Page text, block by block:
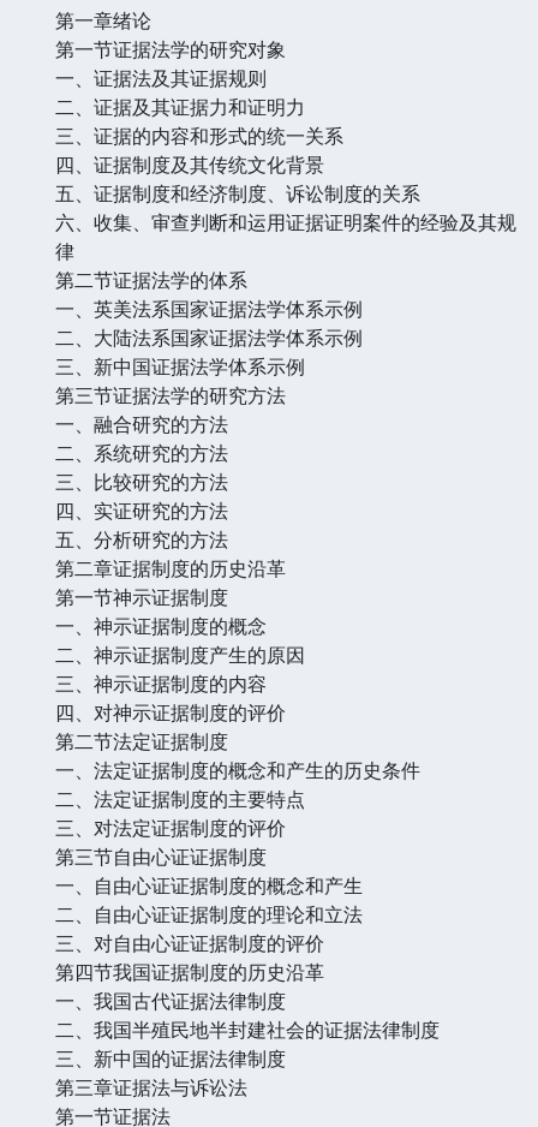
第一章绪论
第一节证据法学的研究对象
一、证据法及其证据规则
二、证据及其证据力和证明力
三、证据的内容和形式的统一关系
四、证据制度及其传统文化背景
五、证据制度和经济制度、诉讼制度的关系
六、收集、审查判断和运用证据证明案件的经验及其规
律
第二节证据法学的体系
一、英美法系国家证据法学体系示例
二、大陆法系国家证据法学体系示例
三、新中国证据法学体系示例
第三节证据法学的研究方法
一、融合研究的方法
二、系统研究的方法
三、比较研究的方法
四、实证研究的方法
五、分析研究的方法
第二章证据制度的历史沿革
第一节神示证据制度
一、神示证据制度的概念
二、神示证据制度产生的原因
三、神示证据制度的内容
四、对神示证据制度的评价
第二节法定证据制度
一、法定证据制度的概念和产生的历史条件
二、法定证据制度的主要特点
三、对法定证据制度的评价
第三节自由心证证据制度
一、自由心证证据制度的概念和产生
二、自由心证证据制度的理论和立法
三、对自由心证证据制度的评价
第四节我国证据制度的历史沿革
一、我国古代证据法律制度
二、我国半殖民地半封建社会的证据法律制度
三、新中国的证据法律制度
第三章证据法与诉讼法
第一节证据法